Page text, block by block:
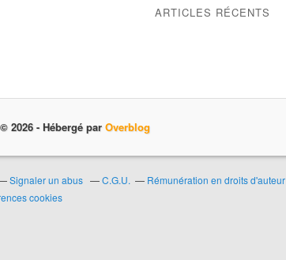
ARTICLES RÉCENTS
2026 - Hébergé par Overblog
Signaler un abus C.G.U. Rémunération en droits d'auteur
cookies